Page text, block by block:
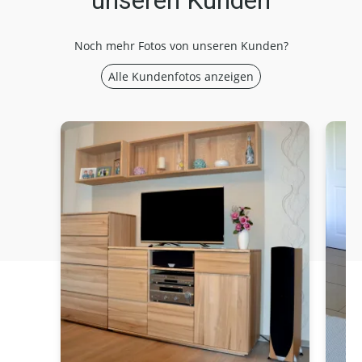
Noch mehr Fotos von unseren Kunden?
Alle Kundenfotos anzeigen